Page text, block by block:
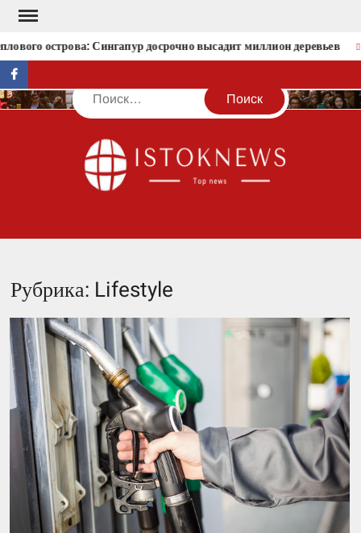
Перейти
содержимому
острова: Сингапур досрочно высадит миллион деревьев
facebook
Поиск
Рубрика: Lifestyle